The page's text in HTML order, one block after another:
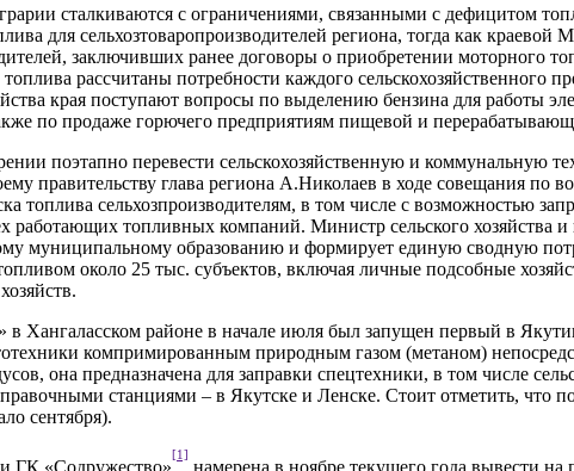
сталкиваются с ограничениями, связанными с дефицитом
для сельхозтоваропроизводителей региона, тогда как
заключивших ранее договоры о приобретении
рассчитаны потребности каждого сельскохозяйственного
края поступают вопросы по выделению бензина для работы
по продаже горючего предприятиям пищевой и
поэтапно перевести сельскохозяйственную и коммунальную
правительству глава региона А.Николаев в ходе совещания
топлива сельхозпроизводителям, в том числе с возможностью
работающих топливных компаний. Министр сельского
муниципальному образованию и формирует единую сводную
около 25 тыс. субъектов, включая личные подсобные
в Хангаласском районе в начале июля был запущен первый в
компримированным природным газом (метаном)
она предназначена для заправки спецтехники, в том числе
станциями – в Якутске и Ленске. Стоит отметить, что
сентября).
ГК «Содружество»
[1]
намерена в ноябре текущего года вывести